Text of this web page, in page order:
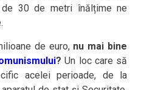
de 30 de metri înălțime ne
de euro, nu mai bine
? Un loc care să
acelei perioade, de la